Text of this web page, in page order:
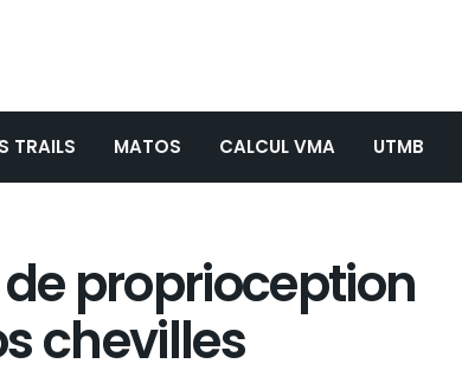
TRAILS MATOS CALCUL VMA UTMB
proprioception
chevilles